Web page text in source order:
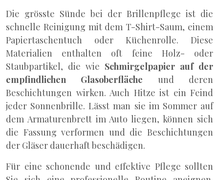
Die grösste Sünde bei der Brillenpflege ist die
schnelle Reinigung mit dem T-Shirt-Saum, einem
Papiertaschentuch oder Küchenrolle. Diese
Materialien enthalten oft feine Holz- oder
Staubpartikel, die wie Schmirgelpapier auf der
empfindlichen Glasoberfläche und deren
Beschichtungen wirken. Auch Hitze ist ein Feind
jeder Sonnenbrille. Lässt man sie im Sommer auf
dem Armaturenbrett im Auto liegen, können sich
die Fassung verformen und die Beschichtungen
der Gläser dauerhaft beschädigen.
Für eine schonende und effektive Pflege sollten